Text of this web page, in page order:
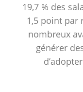
19,7 % des
1,5 point par
nombreux
générer